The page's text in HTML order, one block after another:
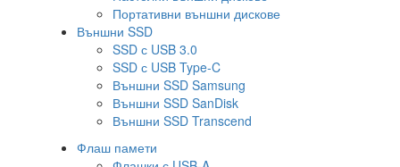
Портативни външни дискове
Външни SSD
SSD с USB 3.0
SSD с USB Type-C
Външни SSD Samsung
Външни SSD SanDisk
Външни SSD Transcend
Флаш памети